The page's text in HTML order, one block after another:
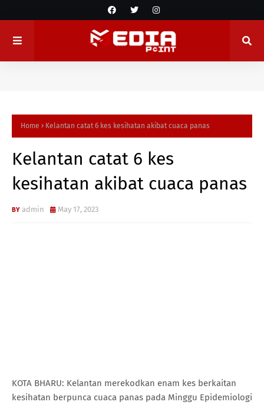
Home Kelantan catat 6 kes kesihatan akibat cuaca panas
Kelantan catat 6 kes
kesihatan akibat cuaca panas
admin May 17, 2023
KOTA BHARU: Kelantan merekodkan enam kes berkaitan
kesihatan berpunca cuaca panas pada Minggu Epidemiologi